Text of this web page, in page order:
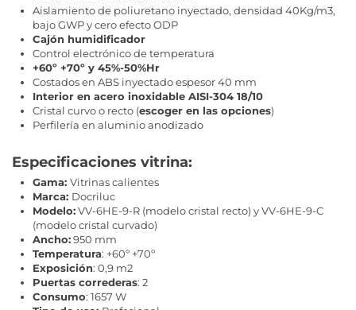
Aislamiento de poliuretano inyectado, densidad 40Kg/m3,
bajo GWP y cero efecto ODP
Cajón humidificador
Control electrónico de temperatura
+60º +70º y 45%-50%Hr
Costados en ABS inyectado espesor 40 mm
Interior en acero inoxidable AISI-304 18/10
Cristal curvo o recto (escoger en las opciones)
Perfilería en aluminio anodizado
Especificaciones vitrina:
Gama: Vitrinas calientes
Marca: Docriluc
Modelo:VV-6HE-9-R (modelo cristal recto) y VV-6HE-9-C
(modelo cristal curvado)
Ancho:950 mm
Temperatura: +60º +70º
Exposición: 0,9 m2
Puertas correderas: 2
Consumo: 1657 W